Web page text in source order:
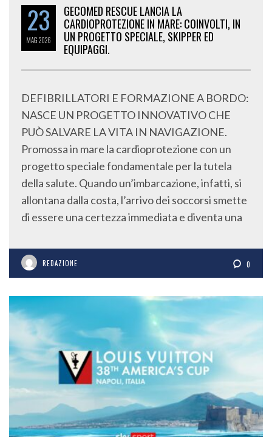
23
MAG2026
GECOMED RESCUE LANCIA LA
CARDIOPROTEZIONE IN MARE: COINVOLTI, IN
UN PROGETTO SPECIALE, SKIPPER ED
EQUIPAGGI.
DEFIBRILLATORI E FORMAZIONE A BORDO:
NASCE UN PROGETTO INNOVATIVO CHE
PUÒ SALVARE LA VITA IN NAVIGAZIONE.
Promossa in mare la cardioprotezione con un
progetto speciale fondamentale per la tutela
della salute. Quando un’imbarcazione, infatti, si
allontana dalla costa, l’arrivo dei soccorsi smette
di essere una certezza immediata e diventa una
REDAZIONE 0